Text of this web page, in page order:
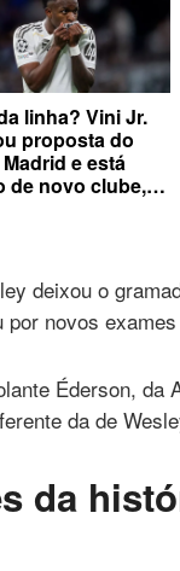
linha? Vini Jr.
proposta do
e está
de novo clube,
deixou o
novos
Éderson, da
da de
da